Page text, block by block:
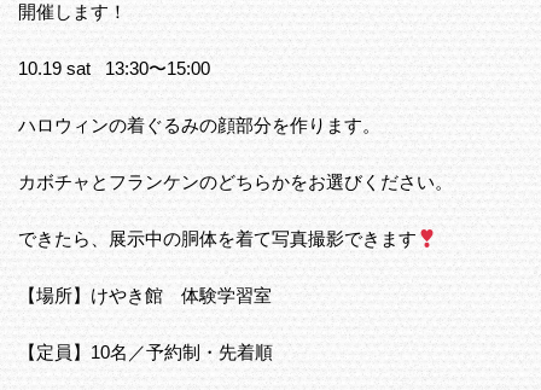
開催します！
10.19 sat 13:30〜15:00
ハロウィンの着ぐるみの顔部分を作ります。
カボチャとフランケンのどちらかをお選びください。
できたら、展示中の胴体を着て写真撮影できます
【場所】けやき館 体験学習室
【定員】10名／予約制・先着順